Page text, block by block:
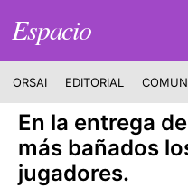
Espacio
ORSAI EDITORIAL
En la entrega
más bañados
jugadores.